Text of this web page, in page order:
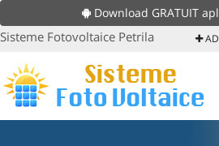
Download GRATUIT
Sisteme Fotovoltaice Petrila